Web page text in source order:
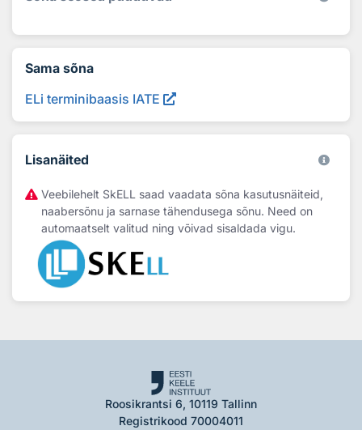
Sama sõna
ELi terminibaasis IATE
Lisanäited
Veebilehelt SkELL saad vaadata sõna kasutusnäiteid,
naabersõnu ja sarnase tähendusega sõnu. Need on
automaatselt valitud ning võivad sisaldada vigu.
Roosikrantsi 6, 10119 Tallinn
Registrikood 70004011